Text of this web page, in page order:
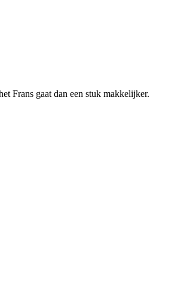
Frans gaat dan een stuk makkelijker.